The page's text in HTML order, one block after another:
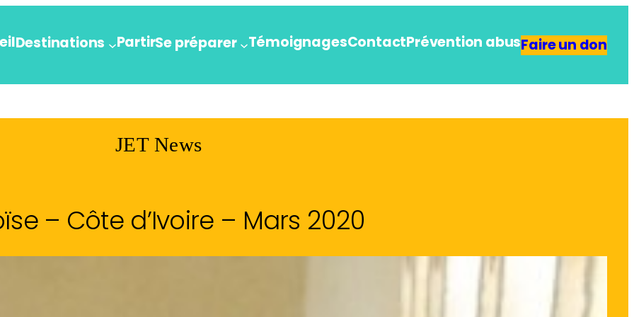
Destinations PartirSe préparer TémoignagesContactPrévention abusFaire un don
JET News
– Côte d’Ivoire – Mars 2020